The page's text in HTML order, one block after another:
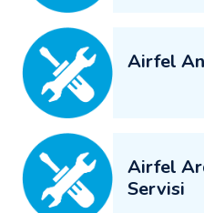
Airfel
Airfel
Servisi